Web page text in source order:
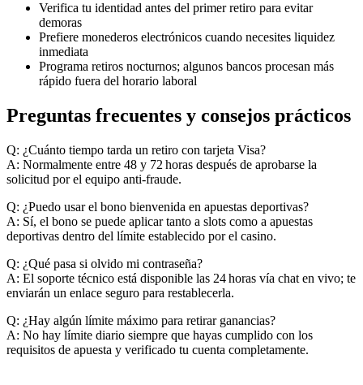
Verifica tu identidad antes del primer retiro para evitar
demoras
Prefiere monederos electrónicos cuando necesites liquidez
inmediata
Programa retiros nocturnos; algunos bancos procesan más
rápido fuera del horario laboral
Preguntas frecuentes y consejos prácticos
Q: ¿Cuánto tiempo tarda un retiro con tarjeta Visa?
A: Normalmente entre 48 y 72 horas después de aprobarse la
solicitud por el equipo anti‑fraude.
Q: ¿Puedo usar el bono bienvenida en apuestas deportivas?
A: Sí, el bono se puede aplicar tanto a slots como a apuestas
deportivas dentro del límite establecido por el casino.
Q: ¿Qué pasa si olvido mi contraseña?
A: El soporte técnico está disponible las 24 horas vía chat en vivo; te
enviarán un enlace seguro para restablecerla.
Q: ¿Hay algún límite máximo para retirar ganancias?
A: No hay límite diario siempre que hayas cumplido con los
requisitos de apuesta y verificado tu cuenta completamente.